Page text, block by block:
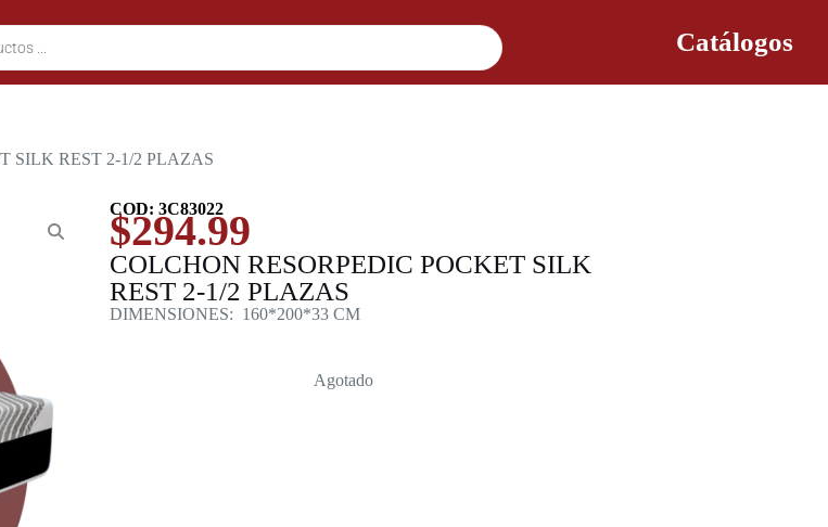
Catálogos
SILK REST 2-1/2 PLAZAS
COD: 3C83022
$294.99
COLCHON RESORPEDIC POCKET SILK
REST 2-1/2 PLAZAS
DIMENSIONES: 160*200*33 CM
Agotado